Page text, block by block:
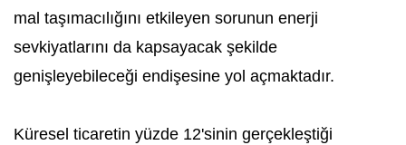
mal taşımacılığını etkileyen sorunun enerji
sevkiyatlarını da kapsayacak şekilde
genişleyebileceği endişesine yol açmaktadır.
Küresel ticaretin yüzde 12'sinin gerçekleştiği